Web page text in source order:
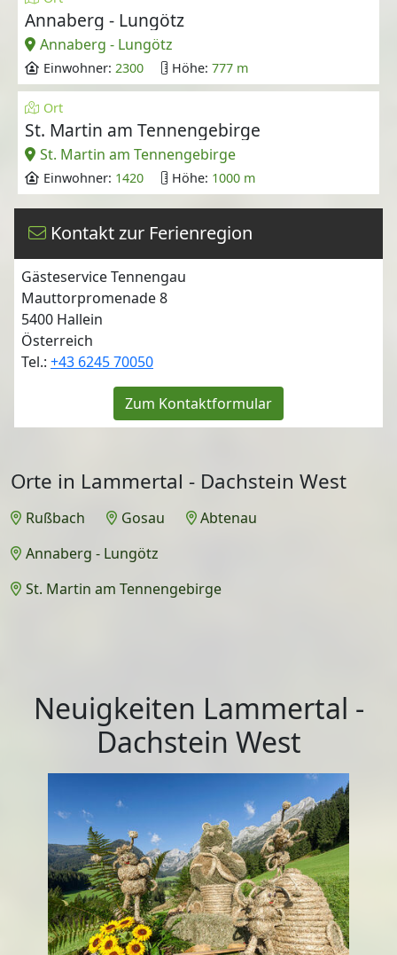
Annaberg - Lungötz
Annaberg - Lungötz
Einwohner: 2300 Höhe: 777 m
Ort
St. Martin am Tennengebirge
St. Martin am Tennengebirge
Einwohner: 1420 Höhe: 1000 m
Kontakt zur Ferienregion
Gästeservice Tennengau
Mauttorpromenade 8
5400 Hallein
Österreich
Tel.: +43 6245 70050
Zum Kontaktformular
Orte in Lammertal - Dachstein West
Rußbach Gosau
Abtenau
Annaberg - Lungötz
St. Martin am Tennengebirge
Neuigkeiten Lammertal -
Dachstein West